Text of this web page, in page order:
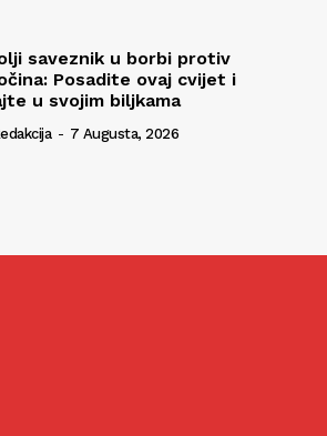
saveznik u borbi protiv
Posadite ovaj cvijet i
u svojim biljkama
- 7 Augusta, 2026